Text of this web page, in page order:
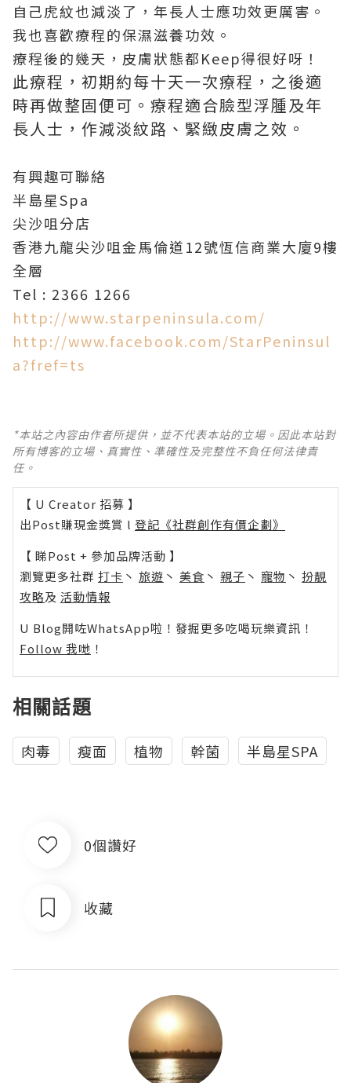
自己虎紋也減淡了，年長人士應功效更厲害。
我也喜歡療程的保濕滋養功效。
療程後的幾天，皮膚狀態都Keep得很好呀！
此療程，初期約每十天一次療程，之後適
時再做整固便可。療程適合臉型浮腫及年
長人士，作減淡紋路、緊緻皮膚之效。
有興趣可聯絡
半島星Spa
尖沙咀分店
香港九龍尖沙咀金馬倫道12號恆信商業大廈9樓
全層
Tel : 2366 1266
http://www.starpeninsula.com/
http://www.facebook.com/StarPeninsul
a?fref=ts
*本站之內容由作者所提供，並不代表本站的立場。因此本站對
所有博客的立場、真實性、準確性及完整性不負任何法律責
任。
【 U Creator 招募 】
出Post賺現金獎賞 l 登記《社群創作有價企劃》
【 睇Post + 參加品牌活動 】
瀏覽更多社群 打卡 丶 旅遊 丶 美食 丶 親子 丶 寵物 丶 扮靚
攻略及 活動情報
U Blog開咗WhatsApp啦！發掘更多吃喝玩樂資訊！
Follow 我哋 ！
相關話題
肉毒 瘦面 植物 幹菌 半島星SPA
0個讚好
收藏